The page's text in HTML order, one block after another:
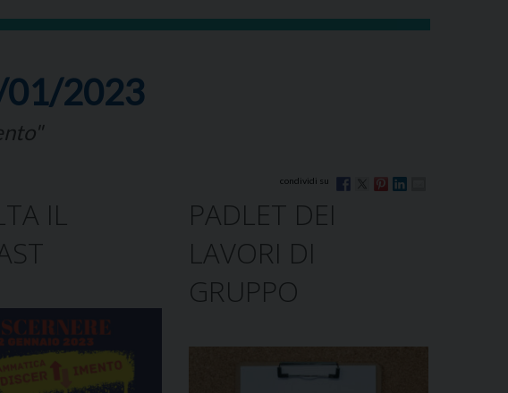
01/2023
IL
PADLET DEI
LAVORI DI
GRUPPO